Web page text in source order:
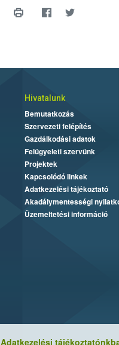
Adatkezelési
Hivatalunk
Bemutatkozás
Szervezeti felépítés
Gazdálkodási adatok
Felügyeleti szervünk
Projektek
Kapcsolódó linkek
Adatkezelési tájékoztató
Akadálymentességi
Üzemeltetési információ